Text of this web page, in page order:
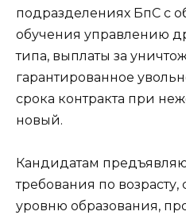
подразделениях БпС с
обучения управлению
типа, выплаты за
гарантированное
срока контракта при
новый.
Кандидатам
требования по
уровню образования,